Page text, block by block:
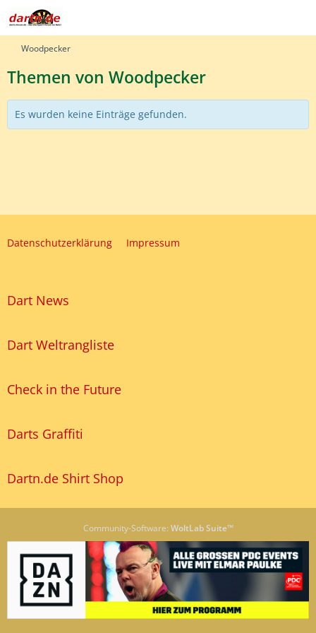
Woodpecker
Themen von Woodpecker
Es wurden keine Einträge gefunden.
Datenschutzerklärung Impressum
Dart News
Dart Weltrangliste
Check in the Future
Darts Graffiti
Dartn.de Shirt Shop
Community-Software: WoltLab Suite™